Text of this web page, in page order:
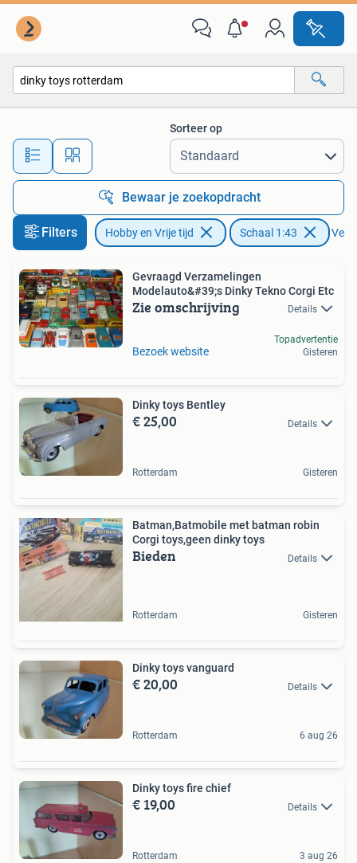
Alle afstanden…
Sorteer op
Bewaar je zoekopdracht
Filters Hobby en Vrije tijd Schaal 1:43
Gevraagd Verzamelingen
Modelauto&#39;s Dinky Tekno Corgi Etc
Zie omschrijving Details
Bezoek website
Topadvertentie
Gisteren
Dinky toys Bentley
€ 25,00 Details
Rotterdam Gisteren
Batman,Batmobile met batman robin
Corgi toys,geen dinky toys
Bieden Details
Rotterdam Gisteren
Dinky toys vanguard
€ 20,00 Details
Rotterdam 6 aug 26
Dinky toys fire chief
€ 19,00 Details
Rotterdam 3 aug 26